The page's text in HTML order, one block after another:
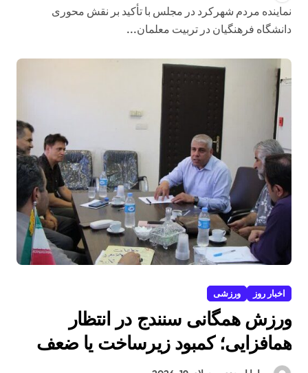
نماینده مردم شهرکرد در مجلس با تأکید بر نقش محوری
دانشگاه فرهنگیان در تربیت معلمان...
اخبار روز ورزشی
ورزش همگانی سنندج در انتظار
همافزایی؛ کمبود زیرساخت یا ضعف
مدیریت؟